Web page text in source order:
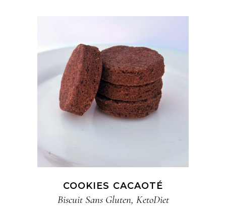
COOKIES CACAOTÉ
Biscuit​ Sans Gluten, KetoDiet